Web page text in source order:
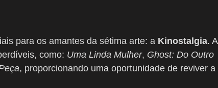
para os amantes da sétima arte: a Kinostalgia. A
como: Uma Linda Mulher, Ghost: Do Outro
, proporcionando uma oportunidade de reviver a